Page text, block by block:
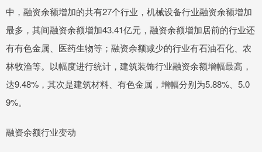
中，融资余额增加的共有27个行业，机械设备行业融资余额增加
最多，其间融资余额增加43.41亿元，融资余额增加居前的行业还
有有色金属、医药生物等；融资余额减少的行业有石油石化、农
林牧渔等。以幅度进行统计，建筑装饰行业融资余额增幅最高，
达9.48%，其次是建筑材料、有色金属，增幅分别为5.88%、5.0
9%。
融资余额行业变动